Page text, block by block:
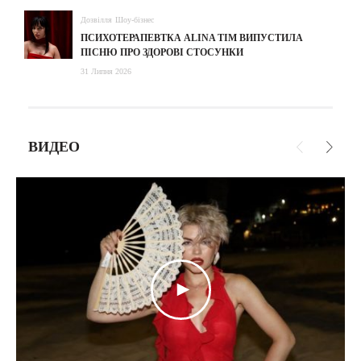
Дозвілля Шоу-бізнес
ПСИХОТЕРАПЕВТКА ALINA TIM ВИПУСТИЛА
ПІСНЮ ПРО ЗДОРОВІ СТОСУНКИ
31 Липня 2026
ВИДЕО